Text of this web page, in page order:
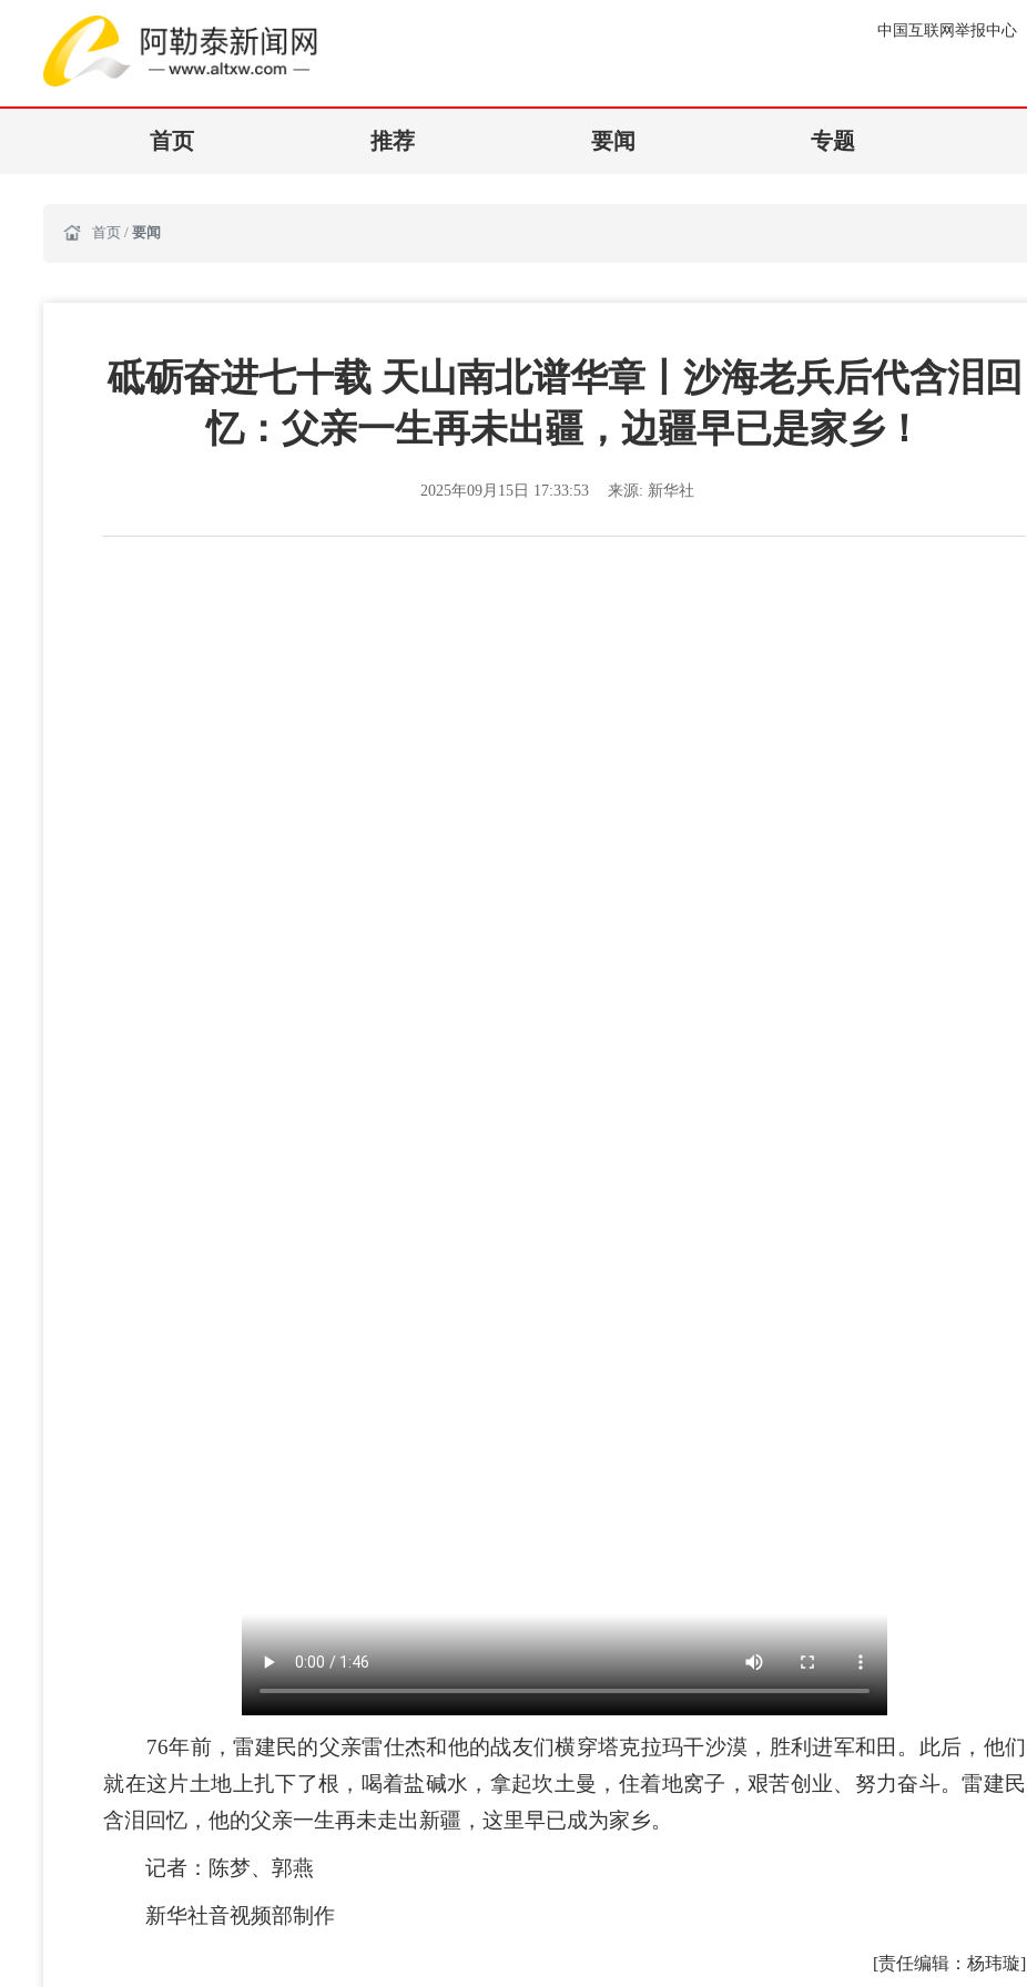
中国互联网举报中心
首页 推荐 要闻 专题
首页 / 要闻
砥砺奋进七十载 天山南北谱华章丨沙海老兵后代含泪回
忆：父亲一生再未出疆，边疆早已是家乡！
2025年09月15日 17:33:53 来源: 新华社
76年前，雷建民的父亲雷仕杰和他的战友们横穿塔克拉玛干沙漠，胜利进军和田。此后，他们
就在这片土地上扎下了根，喝着盐碱水，拿起坎土曼，住着地窝子，艰苦创业、努力奋斗。雷建民
含泪回忆，他的父亲一生再未走出新疆，这里早已成为家乡。
记者：陈梦、郭燕
新华社音视频部制作
[责任编辑：杨玮璇]